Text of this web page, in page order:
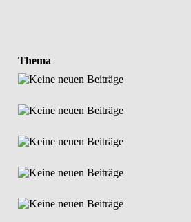
Thema